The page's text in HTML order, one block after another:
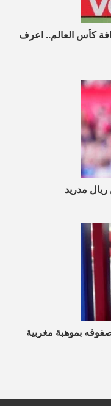
كأس العالم.. اعرف
مدريد
بموهبة مغربية